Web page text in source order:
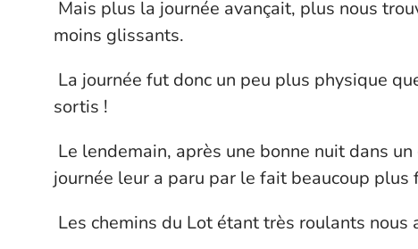
Mais plus la journée avançait, plus nous
moins glissants.
La journée fut donc un peu plus physique
sortis !
Le lendemain, après une bonne nuit dans
journée leur a paru par le fait beaucoup plus
Les chemins du Lot étant très roulants